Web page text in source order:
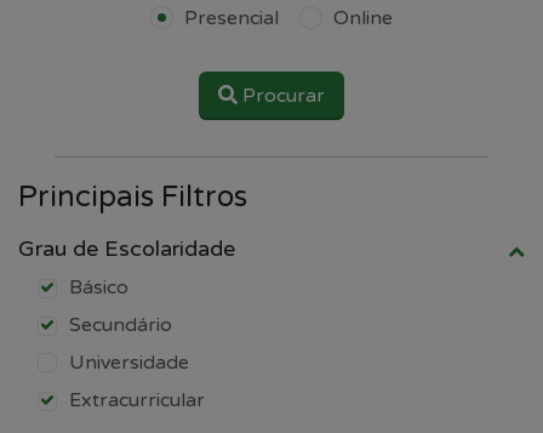
Presencial Online
Procurar
Principais Filtros
Grau de Escolaridade
Básico
Secundário
Universidade
Extracurricular